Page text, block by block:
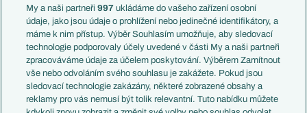
Témata
Představení týmů MS
EuroSkauting
PL v kostce
Evropské koeficienty
Přestupy
Přestupové spekulace
Zranění
Francie
Itálie
Německo
Španělsko
Argentina
Brazílie
Přestupy
My a naši partneři997 ukládáme do vašeho zařízení osobní
údaje, jako jsou údaje o prohlížení nebo jedinečné identifikátory, a
máme k nim přístup. Výběr Souhlasím umožňuje, aby sledovací
technologie podporovaly účely uvedené v části My a naši partneři
zpracováváme údaje za účelem poskytování. Výběrem Zamítnout
vše nebo odvoláním svého souhlasu je zakážete. Pokud jsou
sledovací technologie zakázány, některé zobrazené obsahy a
reklamy pro vás nemusí být tolik relevantní. Tuto nabídku můžete